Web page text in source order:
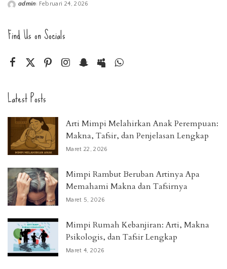
Posted
admin Februari 24, 2026
Find Us on Socials
Latest Posts
Arti Mimpi Melahirkan Anak Perempuan:
Makna, Tafsir, dan Penjelasan Lengkap
Maret 22, 2026
Mimpi Rambut Beruban Artinya Apa
Memahami Makna dan Tafsirnya
Maret 5, 2026
Mimpi Rumah Kebanjiran: Arti, Makna
Psikologis, dan Tafsir Lengkap
Maret 4, 2026